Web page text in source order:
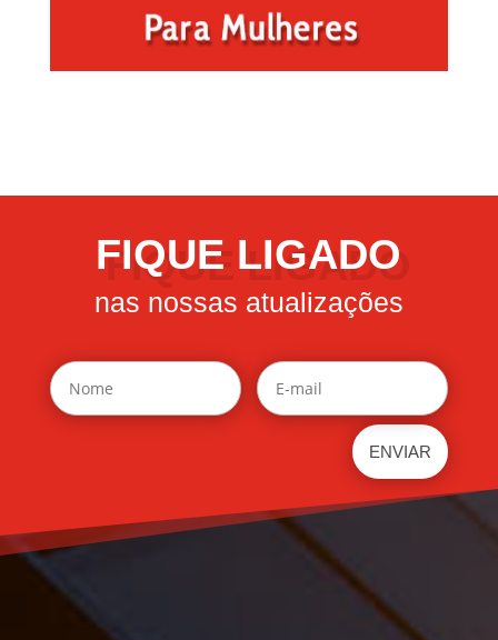
FIQUE LIGADO
nas nossas atualizações